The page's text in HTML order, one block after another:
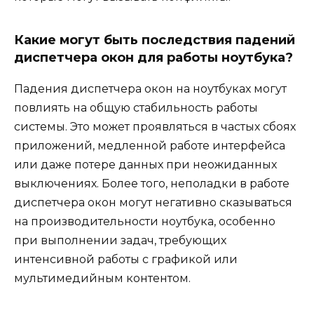
Какие могут быть последствия падений
диспетчера окон для работы ноутбука?
Падения диспетчера окон на ноутбуках могут
повлиять на общую стабильность работы
системы. Это может проявляться в частых сбоях
приложений, медленной работе интерфейса
или даже потере данных при неожиданных
выключениях. Более того, неполадки в работе
диспетчера окон могут негативно сказываться
на производительности ноутбука, особенно
при выполнении задач, требующих
интенсивной работы с графикой или
мультимедийным контентом.